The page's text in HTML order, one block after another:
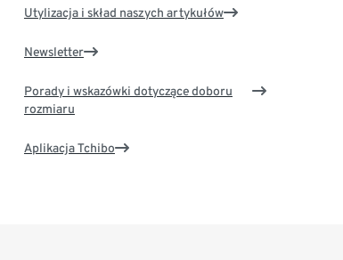
Utylizacja i skład naszych artykułów
Newsletter
Porady i wskazówki dotyczące doboru
rozmiaru
Aplikacja Tchibo